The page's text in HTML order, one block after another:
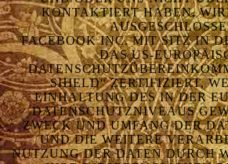
KONTAKTIERT HABEN,
FACEBOOK INC. MIT SITZ IN
DAS US-
SHIELD“ ZERTIFIZIERT,
EINHALTUNG DES IN DER
DATENSCHUTZNIVEAUS
ZWECK UND UMFANG DER
UND DIE WEITERE
NUTZUNG DER DATEN DURCH